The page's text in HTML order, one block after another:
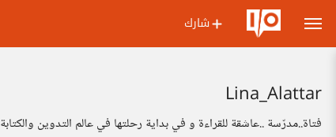
شارك
Lina_Alattar
فتاة..مدرّسة ..عاشقة للقراءة و في بداية رحلتها في عالم التدوين والكتابة